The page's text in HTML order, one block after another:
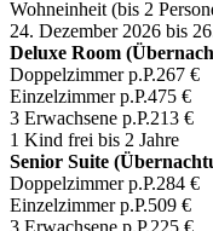
Wohneinheit (bis 2
24. Dezember 2026 bis
Deluxe Room
Doppelzimmer p.P.267 €
Einzelzimmer p.P.475 €
3 Erwachsene p.P.213 €
1 Kind frei bis 2 Jahre
Senior Suite
Doppelzimmer p.P.284 €
Einzelzimmer p.P.509 €
3 Erwachsene p.P.225 €